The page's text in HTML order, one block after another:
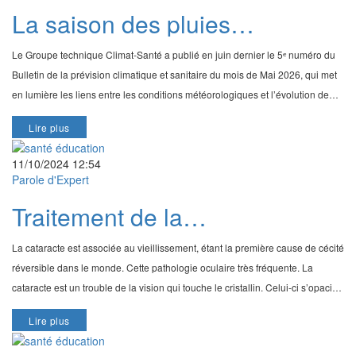
La saison des pluies
s'accompagne d'une hausse
des cas de paludisme
Le Groupe technique Climat-Santé a publié en juin dernier le 5ᵉ numéro du
Bulletin de la prévision climatique et sanitaire du mois de Mai 2026, qui met
en lumière les liens entre les conditions météorologiques et l’évolution de
plusieurs maladies cli
Lire plus
11/10/2024 12:54
Parole d'Expert
Traitement de la
cataracte/Interview du Pr
Patrice Komi Balo, Médecin
Ophtalmologue à Lomé
La cataracte est associée au vieillissement, étant la première cause de cécité
réversible dans le monde. Cette pathologie oculaire très fréquente. La
cataracte est un trouble de la vision qui touche le cristallin. Celui-ci s’opacifie
et empêche les r
Lire plus